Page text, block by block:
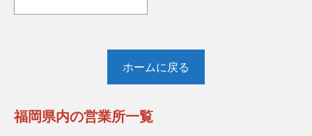
ホームに戻る
福岡県内の営業所一覧